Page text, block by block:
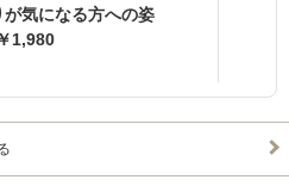
が気になる方への姿
1,980